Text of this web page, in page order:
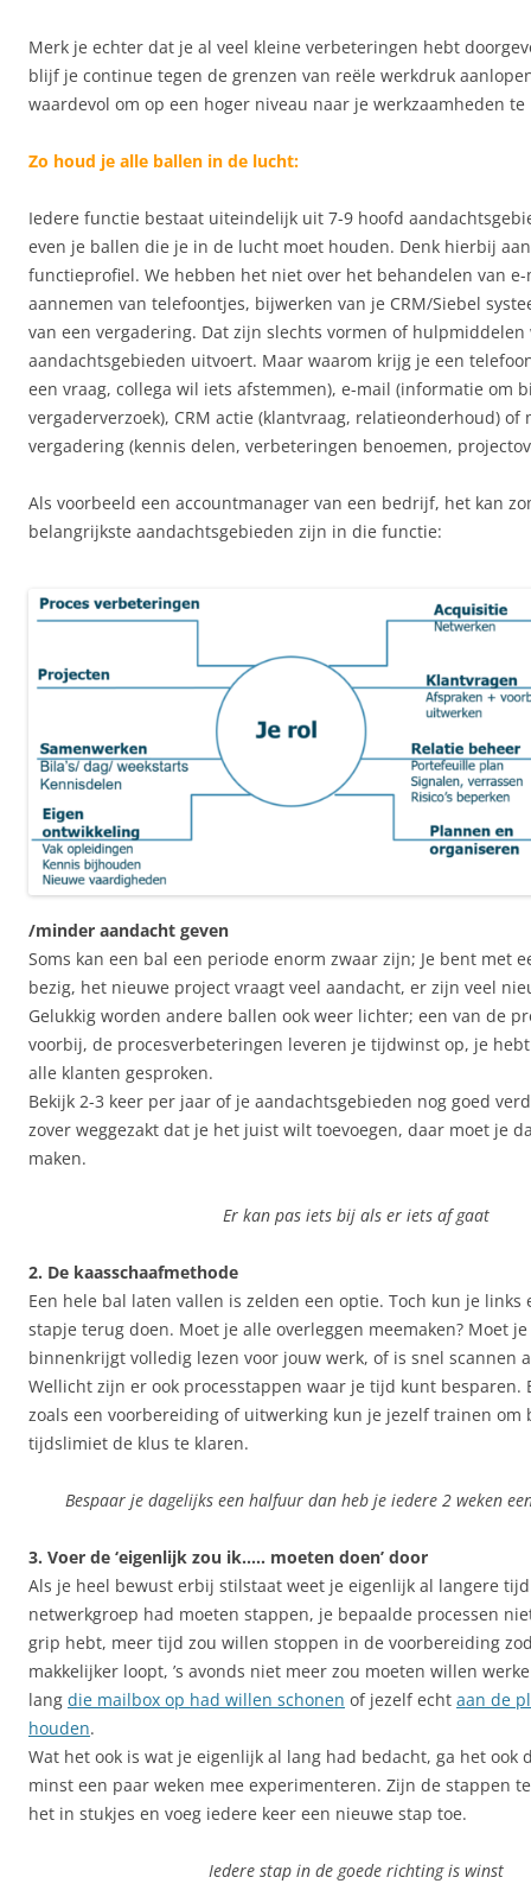
Merk je echter dat je al veel kleine verbeteringen hebt
blijf je continue tegen de grenzen van reële werkdruk
waardevol om op een hoger niveau naar je werkzaamheden te
Zo houd je alle ballen in de lucht:
Iedere functie bestaat uiteindelijk uit 7-9 hoofd
even je ballen die je in de lucht moet houden. Denk hierbij
functieprofiel. We hebben het niet over het behandelen van
aannemen van telefoontjes, bijwerken van je CRM/Siebel
van een vergadering. Dat zijn slechts vormen of hulpmiddelen
aandachtsgebieden uitvoert. Maar waarom krijg je een
een vraag, collega wil iets afstemmen), e-mail (informatie om
vergaderverzoek), CRM actie (klantvraag, relatieonderhoud) of
vergadering (kennis delen, verbeteringen benoemen,
Als voorbeeld een accountmanager van een bedrijf, het kan
belangrijkste aandachtsgebieden zijn in die functie:
/minder aandacht geven
Soms kan een bal een periode enorm zwaar zijn; Je bent met
bezig, het nieuwe project vraagt veel aandacht, er zijn veel
Gelukkig worden andere ballen ook weer lichter; een van de
voorbij, de procesverbeteringen leveren je tijdwinst op, je
alle klanten gesproken.
Bekijk 2-3 keer per jaar of je aandachtsgebieden nog goed
zover weggezakt dat je het juist wilt toevoegen, daar moet je
maken.
Er kan pas iets bij als er iets af gaat
2. De kaasschaafmethode
Een hele bal laten vallen is zelden een optie. Toch kun je links
stapje terug doen. Moet je alle overleggen meemaken? Moet
binnenkrijgt volledig lezen voor jouw werk, of is snel scannen
Wellicht zijn er ook processtappen waar je tijd kunt besparen.
zoals een voorbereiding of uitwerking kun je jezelf trainen om
tijdslimiet de klus te klaren.
Bespaar je dagelijks een halfuur dan heb je iedere 2 weken
3. Voer de ‘eigenlijk zou ik….. moeten doen’ door
Als je heel bewust erbij stilstaat weet je eigenlijk al langere
netwerkgroep had moeten stappen, je bepaalde processen
grip hebt, meer tijd zou willen stoppen in de voorbereiding
makkelijker loopt, ’s avonds niet meer zou moeten willen
lang die mailbox op had willen schonen of jezelf echt aan de
houden.
Wat het ook is wat je eigenlijk al lang had bedacht, ga het ook
minst een paar weken mee experimenteren. Zijn de stappen
het in stukjes en voeg iedere keer een nieuwe stap toe.
Iedere stap in de goede richting is winst